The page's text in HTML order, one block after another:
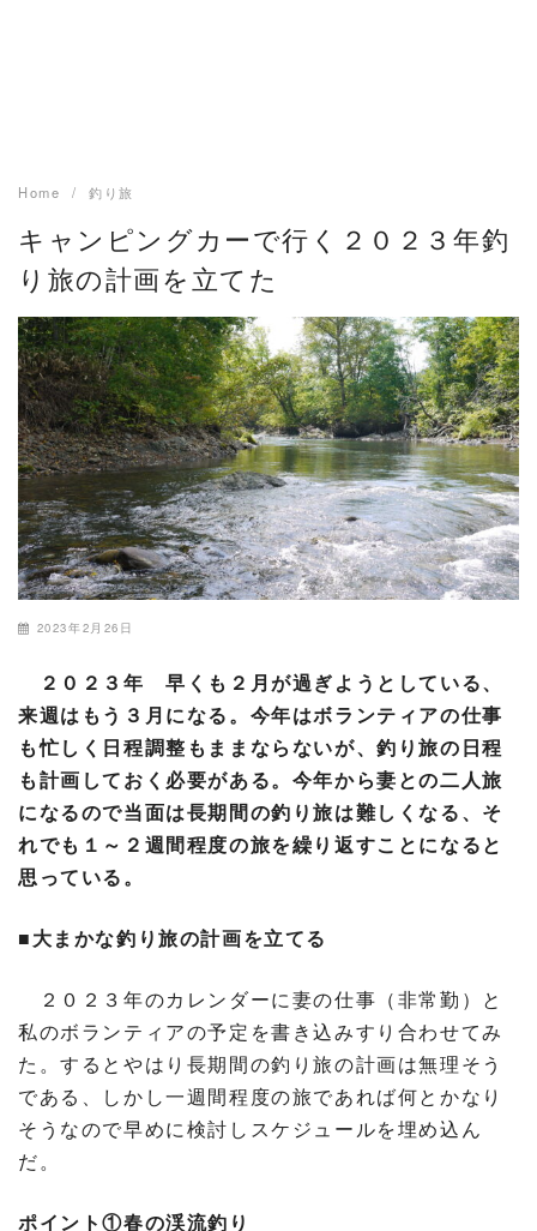
Home 釣り旅
キャンピングカーで行く２０２３年釣
り旅の計画を立てた
2023年2月26日
２０２３年 早くも２月が過ぎようとしている、
来週はもう３月になる。今年はボランティアの仕事
も忙しく日程調整もままならないが、釣り旅の日程
も計画しておく必要がある。今年から妻との二人旅
になるので当面は長期間の釣り旅は難しくなる、そ
れでも１～２週間程度の旅を繰り返すことになると
思っている。
■大まかな釣り旅の計画を立てる
２０２３年のカレンダーに妻の仕事（非常勤）と
私のボランティアの予定を書き込みすり合わせてみ
た。するとやはり長期間の釣り旅の計画は無理そう
である、しかし一週間程度の旅であれば何とかなり
そうなので早めに検討しスケジュールを埋め込ん
だ。
ポイント①春の渓流釣り